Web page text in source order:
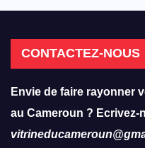
CONTACTEZ-NOUS
Envie de faire rayonner
au Cameroun ? Ecrivez-